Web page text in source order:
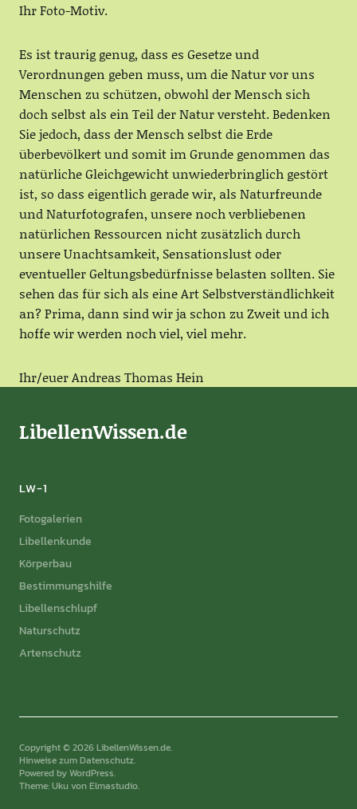
Ihr Foto-Motiv.
Es ist traurig genug, dass es Gesetze und
Verordnungen geben muss, um die Natur vor uns
Menschen zu schützen, obwohl der Mensch sich
doch selbst als ein Teil der Natur versteht. Bedenken
Sie jedoch, dass der Mensch selbst die Erde
überbevölkert und somit im Grunde genommen das
natürliche Gleichgewicht unwiederbringlich gestört
ist, so dass eigentlich gerade wir, als Naturfreunde
und Naturfotografen, unsere noch verbliebenen
natürlichen Ressourcen nicht zusätzlich durch
unsere Unachtsamkeit, Sensationslust oder
eventueller Geltungsbedürfnisse belasten sollten. Sie
sehen das für sich als eine Art Selbstverständlichkeit
an? Prima, dann sind wir ja schon zu Zweit und ich
hoffe wir werden noch viel, viel mehr.
Ihr/euer Andreas Thomas Hein
LibellenWissen.de
LW-1
Fotogalerien
Libellenkunde
Körperbau
Bestimmungshilfe
Libellenschlupf
Naturschutz
Artenschutz
Copyright © 2026 LibellenWissen.de
Hinweise zum Datenschutz
Powered byWordPress
Theme: Uku vonElmastudio